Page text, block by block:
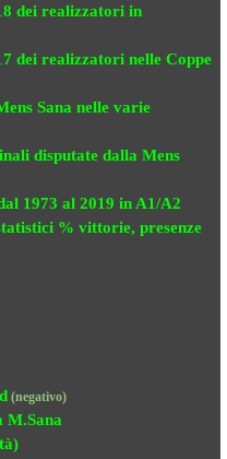
dei realizzatori in
dei realizzatori nelle Coppe
Sana nelle varie
disputate dalla Mens
1973 al 2019 in A1/A2
% vittorie, presenze
(negativo)
M.Sana